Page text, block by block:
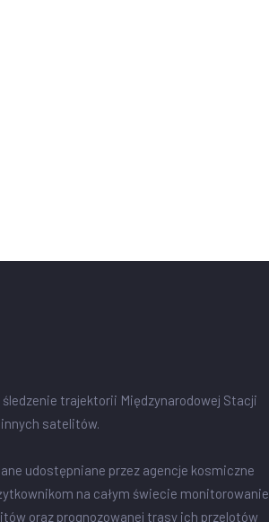
śledzenie trajektorii Międzynarodowej Stacji
satelitów.
udostępniane przez agencje kosmiczne
na całym świecie monitorowanie
oraz prognozowanej trasy ich przelotów